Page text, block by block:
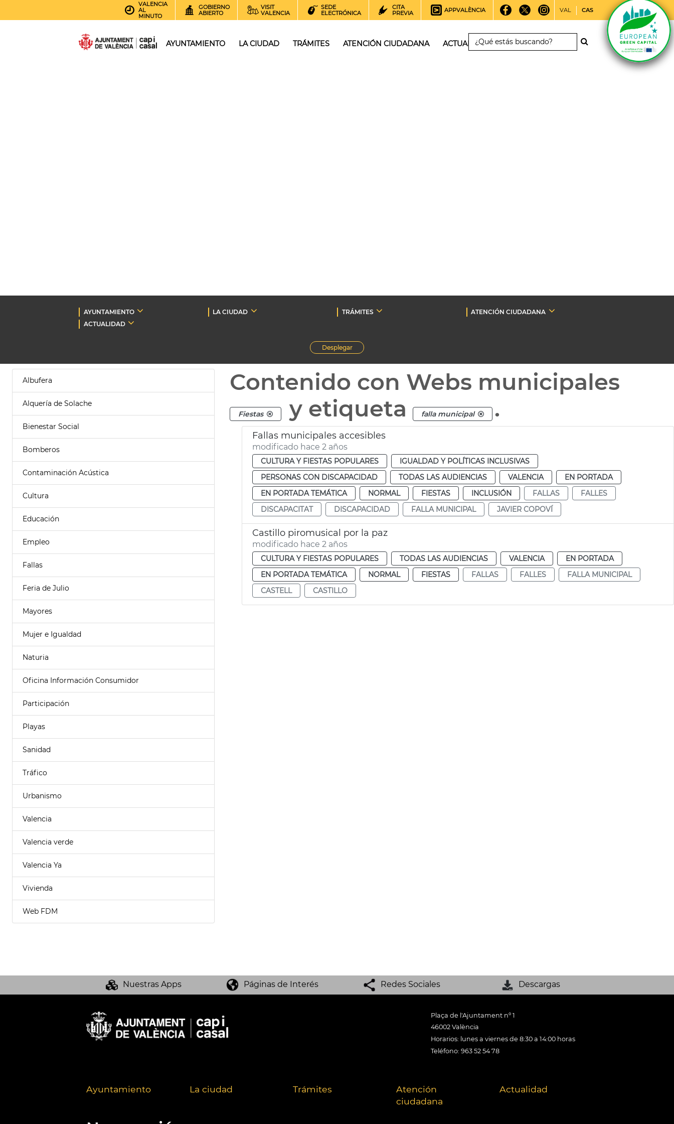
VALENCIA
AL
MINUTO
GOBIERNO
ABIERTO
VISIT
VALENCIA
SEDE
ELECTRÓNICA
CITA
PREVIA
APPVALÈNCIA VAL CAS
AYUNTAMIENTO LA CIUDAD TRÁMITES ATENCIÓN CIUDADANA ACTUALIDAD
AYUNTAMIENTO LA CIUDAD TRÁMITES
ATENCIÓN CIUDADANA
ACTUALIDAD
Desplegar
Albufera
Alquería de Solache
Bienestar Social
Bomberos
Contaminación Acústica
Cultura
Educación
Empleo
Fallas
Feria de Julio
Mayores
Mujer e Igualdad
Naturia
Oficina Información Consumidor
Participación
Playas
Sanidad
Tráfico
Urbanismo
Valencia
Valencia verde
Valencia Ya
Vivienda
Web FDM
Contenido con Webs municipales
Fiestas y etiqueta falla municipal .
Fallas municipales accesibles
modificado hace 2 años
CULTURA Y FIESTAS POPULARES
IGUALDAD Y POLÍTICAS INCLUSIVAS
PERSONAS CON DISCAPACIDAD
TODAS LAS AUDIENCIAS VALENCIA
EN PORTADA
EN PORTADA TEMÁTICA
NORMAL FIESTAS INCLUSIÓN FALLAS
FALLES
DISCAPACITAT
DISCAPACIDAD FALLA MUNICIPAL JAVIER COPOVÍ
Castillo piromusical por la paz
modificado hace 2 años
CULTURA Y FIESTAS POPULARES TODAS LAS AUDIENCIAS VALENCIA
EN PORTADA
EN PORTADA TEMÁTICA
NORMAL FIESTAS FALLAS FALLES
FALLA MUNICIPAL
CASTELL
CASTILLO
Nuestras Apps Páginas de Interés Redes Sociales Descargas
Plaça de l'Ajuntament nº 1
46002 València
Horarios: lunes a viernes de 8:30 a 14:00 horas
Teléfono: 963 52 54 78
Ayuntamiento La ciudad Trámites
Atención
ciudadana
Actualidad